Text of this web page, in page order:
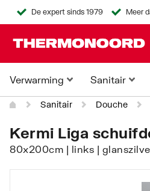
De expert sinds 1979 Meer
Verwarming Sanitair
Sanitair Douche
Kermi Liga
80x200cm | links |